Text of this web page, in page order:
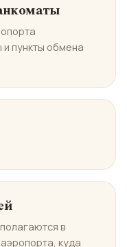
пункты обмена
в
куда